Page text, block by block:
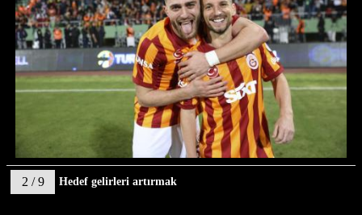
2 / 9 Hedef gelirleri artırmak